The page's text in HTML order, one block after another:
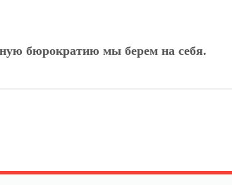
бюрократию мы берем на себя.